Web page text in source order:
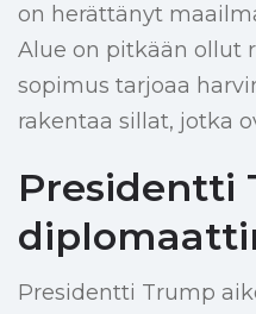
on herättänyt
Alue on pitkään ollut
sopimus tarjoaa
rakentaa sillat, jotka
Presidentti
Presidentti Trump